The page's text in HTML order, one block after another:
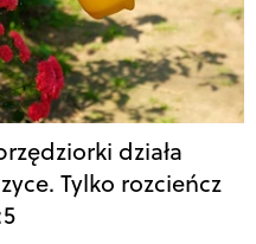
działa
Tylko rozcieńcz